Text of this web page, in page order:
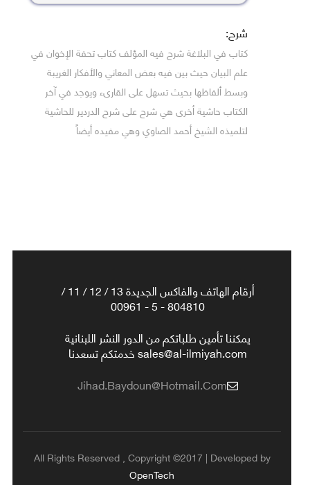
شرح:
كتاب في البلاغة شرح فيه المؤلف كتاب تحفة الإخوان في
علم البيان حيث بين فيه بعض المعاني والأفكار الغريبة
وبسط ألفاظها بحيث تسهل على القارىء ويوجد في آخر
الكتاب حاشية أخرى هي شرح على شرح الدردير للحاشية
لتلميذه الشيخ أحمد الصاوي وهي مفيده أيضاً
أرقام الهاتف والفاكس الجديدة 13 / 12 / 11 /
804810 - 5 - 00961
يمكننا تأمين طلباتكم من الدور النشر اللبنانية
sales@al-ilmiyah.com خدمتكم تسعدنا
Jihad.baydoun@hotmail.com
All Rights Reserved , Copyright ©2017 | Developed by
OpenTech